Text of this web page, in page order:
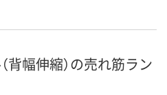
背幅伸縮）の売れ筋ラン